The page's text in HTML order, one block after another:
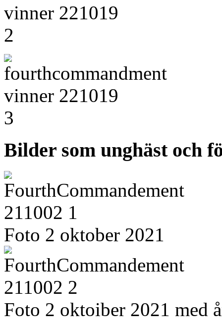
Bilder som unghäst och
Foto 2 oktober 2021
Foto 2 oktoiber 2021 med